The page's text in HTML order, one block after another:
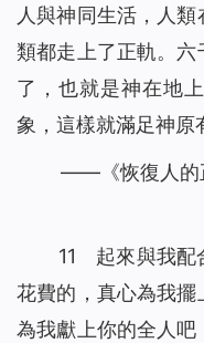
人與神同生活，人
類都走上了正軌。
了，也就是神在地
象，這樣就滿足神原
——《恢復人的
11 起來與我配
花費的，真心為我擺
為我獻上你的全人